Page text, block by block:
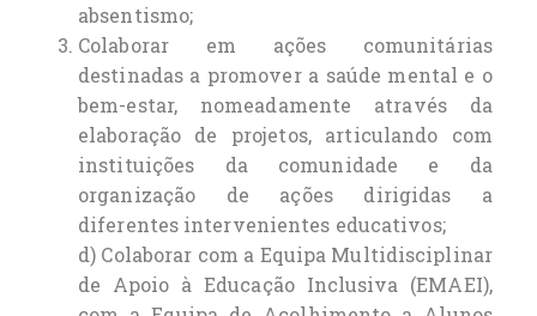
absentismo;
Colaborar em ações comunitárias
destinadas a promover a saúde mental e o
bem-estar, nomeadamente através da
elaboração de projetos, articulando com
instituições da comunidade e da
organização de ações dirigidas a
diferentes intervenientes educativos;
d) Colaborar com a Equipa Multidisciplinar
de Apoio à Educação Inclusiva (EMAEI),